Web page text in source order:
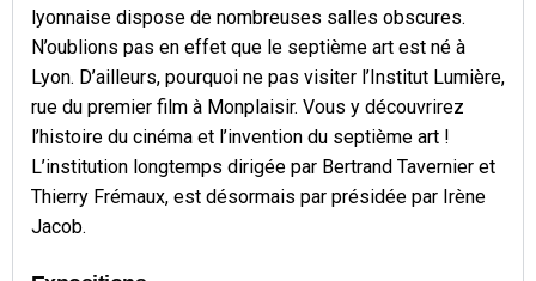
lyonnaise dispose de nombreuses salles obscures.
N’oublions pas en effet que le septième art est né à
Lyon. D’ailleurs, pourquoi ne pas visiter l’Institut Lumière,
rue du premier film à Monplaisir. Vous y découvrirez
l’histoire du cinéma et l’invention du septième art !
L’institution longtemps dirigée par Bertrand Tavernier et
Thierry Frémaux, est désormais par présidée par Irène
Jacob.